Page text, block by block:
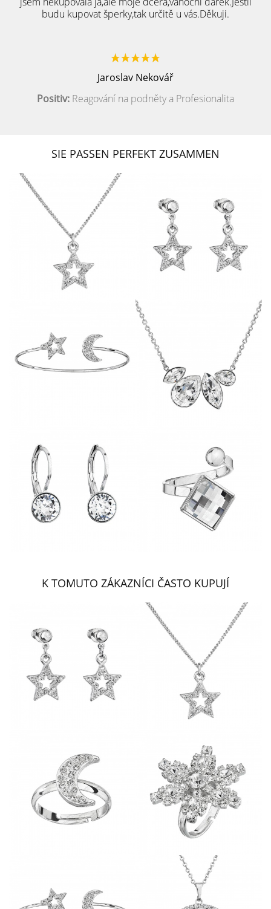
budu kupovat šperky,tak určitě u vás.Děkuji.
Jaroslav Nekovář
Positiv: Reagování na podněty a Profesionalita
SIE PASSEN PERFEKT ZUSAMMEN
K TOMUTO ZÁKAZNÍCI ČASTO KUPUJÍ